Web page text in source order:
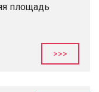
площадь
>>>